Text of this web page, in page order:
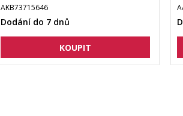
AKB73715646
Dodání do 7 dnů